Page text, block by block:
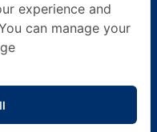
| Terms & Conditions |
Policies
experience and
can manage your